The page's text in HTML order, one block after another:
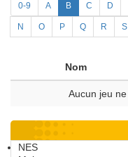
0-9 A B C D
N O P Q R S
Nom
Aucun jeu
NES